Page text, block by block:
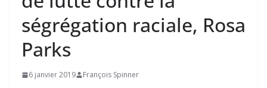
ségrégation raciale, Rosa
Parks
6 janvier 2019 François Spinner